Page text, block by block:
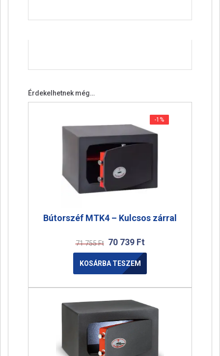
Érdekelhetnek még…
-1%
-1%
Bútorszéf MTK4 – Kulcsos zárral
71 755Ft 70 739 Ft
KOSÁRBA TESZEM